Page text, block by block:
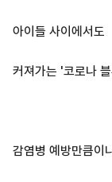
아이들 사이에서도
커져가는 '코로나
감염병 예방만큼이